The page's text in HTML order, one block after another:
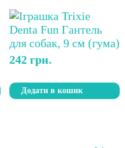
242грн.
Додати в кошик